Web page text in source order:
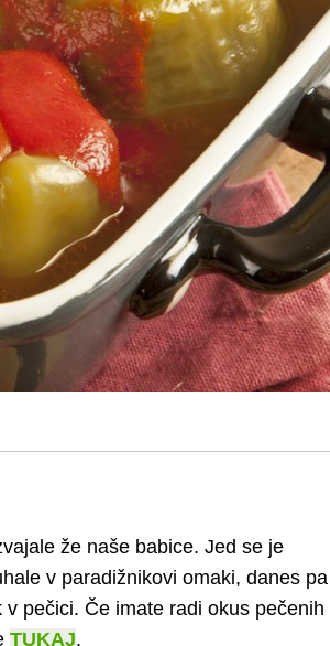
že naše babice. Jed se je
v paradižnikovi omaki, danes pa
pečici. Če imate radi okus pečenih
TUKAJ.